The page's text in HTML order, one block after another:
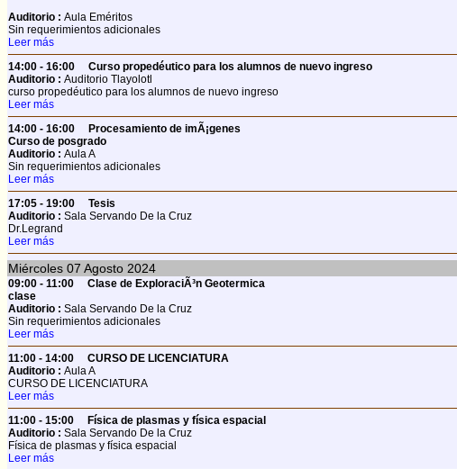
Auditorio : Aula Eméritos
Sin requerimientos adicionales
Leer más
14:00 - 16:00 Curso propedéutico para los alumnos de nuevo ingreso
Auditorio : Auditorio Tlayolotl
curso propedéutico para los alumnos de nuevo ingreso
Leer más
14:00 - 16:00
Procesamiento de imÃ¡genes
Curso de posgrado
Auditorio : Aula A
Sin requerimientos adicionales
Leer más
17:05 - 19:00 Tesis
Auditorio : Sala Servando De la Cruz
Dr.Legrand
Leer más
Miércoles 07 Agosto 2024
09:00 - 11:00 Clase de ExploraciÃ³n Geotermica
clase
Auditorio : Sala Servando De la Cruz
Sin requerimientos adicionales
Leer más
11:00 - 14:00 CURSO DE LICENCIATURA
Auditorio : Aula A
CURSO DE LICENCIATURA
Leer más
11:00 - 15:00
Física de plasmas y física espacial
Auditorio : Sala Servando De la Cruz
Física de plasmas y física espacial
Leer más